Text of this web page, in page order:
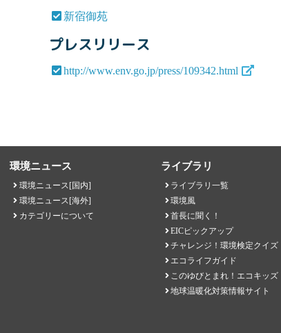
新宿御苑
プレスリリース
http://www.env.go.jp/press/109342.html
環境ニュース
環境ニュース[国内]
環境ニュース[海外]
カテゴリーについて
ライブラリ
ライブラリ一覧
環境風
首長に聞く！
EICピックアップ
チャレンジ！環境検定クイズ
エコライフガイド
このゆびとまれ！エコキッズ
地球温暖化対策情報サイト